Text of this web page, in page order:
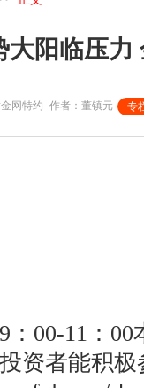
大阳临压力
网特约 作者：董镇元 专
11：00
资者能积